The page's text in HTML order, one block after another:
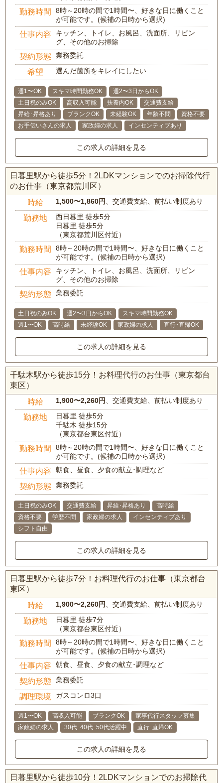
勤務時間
8時～20時の間で1時間〜、好きな日に働くこと
が可能です。(候補の日時から選択)
仕事内容
キッチン、トイレ、お風呂、洗面所、リビン
グ、その他のお掃除
契約形態 業務委託
希望 選んだ箇所をキレイにしたい
週1〜OK スキマ時間勤務OK
週2〜3日からOK
土日祝のみOK
高収入可能 扶養内OK
交通費支給
昇給･昇格あり
ブランクOK 未経験OK 年齢不問
資格不要
お手伝いさんの求人
家政婦の求人 インセンティブあり
この求人の詳細を見る
日暮里駅から徒歩5分！2LDKマンションでのお掃除代行
のお仕事（東京都荒川区）
時給 1,500〜1,860円、交通費支給、前払い制度あり
勤務地
西日暮里 徒歩5分
日暮里 徒歩5分
（東京都荒川区付近）
勤務時間
8時～20時の間で1時間〜、好きな日に働くこと
が可能です。(候補の日時から選択)
仕事内容
キッチン、トイレ、お風呂、洗面所、リビン
グ、その他のお掃除
契約形態 業務委託
土日祝のみOK 週2〜3日からOK
スキマ時間勤務OK
週1〜OK
高時給 未経験OK 家政婦の求人 直行･直帰OK
この求人の詳細を見る
千駄木駅から徒歩15分！お料理代行のお仕事（東京都台
東区）
時給 1,900〜2,260円、交通費支給、前払い制度あり
勤務地
日暮里 徒歩5分
千駄木 徒歩15分
（東京都台東区付近）
勤務時間
8時～20時の間で1時間〜、好きな日に働くこと
が可能です。(候補の日時から選択)
仕事内容 朝食、昼食、夕食の献立･調理など
契約形態 業務委託
土日祝のみOK 交通費支給 昇給･昇格あり
高時給
資格不要
学歴不問 家政婦の求人
インセンティブあり
シフト自由
この求人の詳細を見る
日暮里駅から徒歩7分！お料理代行のお仕事（東京都台
東区）
時給 1,900〜2,260円、交通費支給、前払い制度あり
勤務地
日暮里 徒歩7分
（東京都台東区付近）
勤務時間
8時～20時の間で1時間〜、好きな日に働くこと
が可能です。(候補の日時から選択)
仕事内容 朝食、昼食、夕食の献立･調理など
契約形態 業務委託
調理環境 ガスコンロ3口
週1〜OK 高収入可能 ブランクOK
家事代行スタッフ募集
家政婦の求人
30代･40代･50代活躍中 直行･直帰OK
この求人の詳細を見る
日暮里駅から徒歩10分！2LDKマンションでのお掃除代